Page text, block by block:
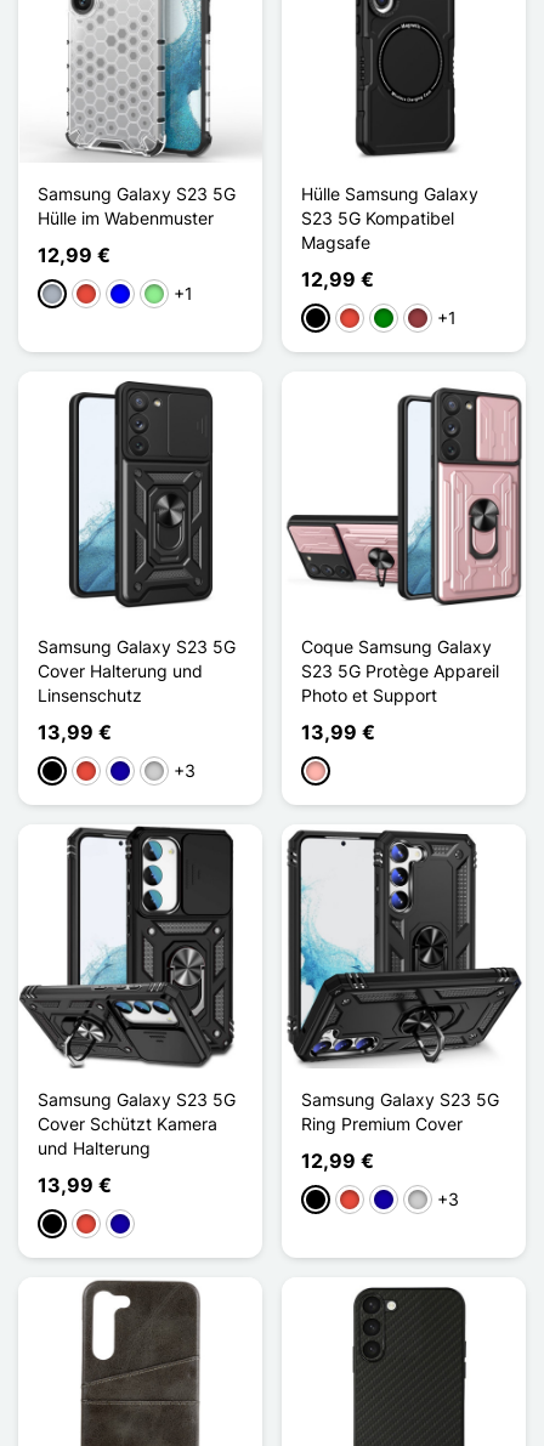
Samsung Galaxy S23 5G
Hülle im Wabenmuster
12,99 €
GrauRot BlauHellgrün
+1
Hülle Samsung Galaxy
S23 5G Kompatibel
Magsafe
12,99 €
Schwarz
Rot GrünDunkelrot
+1
Samsung Galaxy S23 5G
Cover Halterung und
Linsenschutz
13,99 €
Schwarz
Rot Dunkelblau
Silber
+3
Coque Samsung Galaxy
S23 5G Protège Appareil
Photo et Support
13,99 €
Roségold
Samsung Galaxy S23 5G
Cover Schützt Kamera
und Halterung
13,99 €
Schwarz
Rot Dunkelblau
Samsung Galaxy S23 5G
Ring Premium Cover
12,99 €
Schwarz
Rot Dunkelblau
Silber
+3